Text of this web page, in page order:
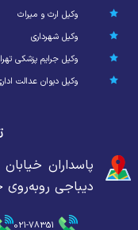
وکیل ارث و میراث
وکیل شهرداری
وکیل جرایم پزشکی
وکیل دیوان عدالت
پاسداران
دیباجی روبه‌روی
021-78351